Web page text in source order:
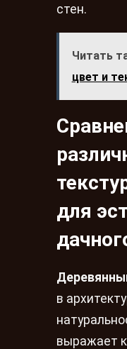
стен.
Читать
цвет и
для
в
выражает